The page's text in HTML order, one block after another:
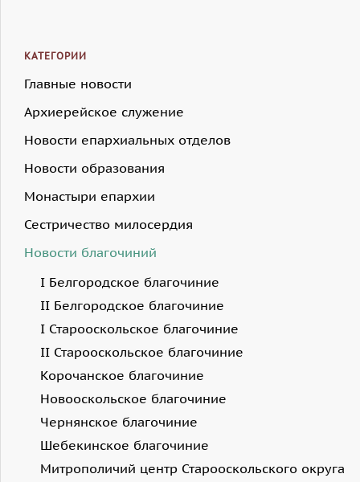
КАТЕГОРИИ
Главные новости
Архиерейское служение
Новости епархиальных отделов
Новости образования
Монастыри епархии
Сестричество милосердия
Новости благочиний
I Белгородское благочиние
II Белгородское благочиние
I Старооскольское благочиние
II Старооскольское благочиние
Корочанское благочиние
Новооскольское благочиние
Чернянское благочиние
Шебекинское благочиние
Митрополичий центр Старооскольского округа